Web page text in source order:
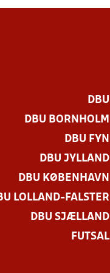
DBU
DBU BORNHOLM
DBU FYN
DBU JYLLAND
DBU KØBENHAVN
LOLLAND-FALSTER
DBU SJÆLLAND
FUTSAL